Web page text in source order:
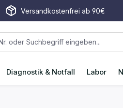
Versandkostenfrei ab 90€
Diagnostik & Notfall Labor